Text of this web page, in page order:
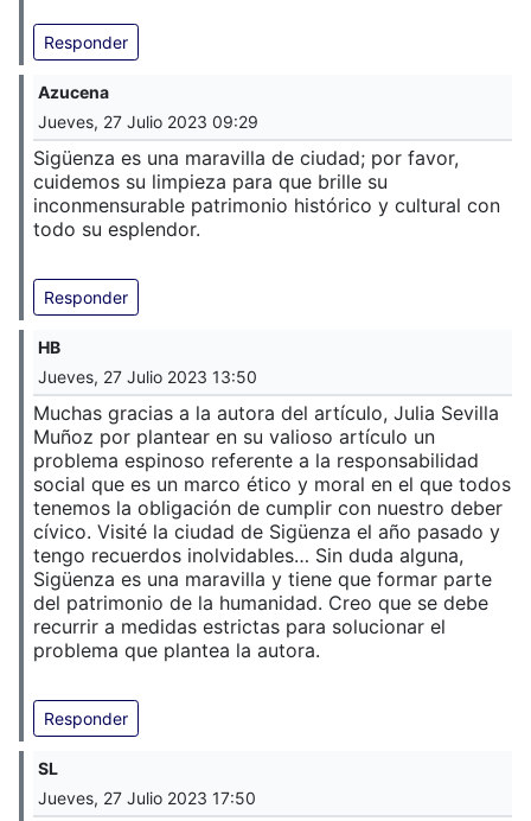
Responder
Azucena
Jueves, 27 Julio 2023 09:29
Sigüenza es una maravilla de ciudad; por favor,
cuidemos su limpieza para que brille su
inconmensurable patrimonio histórico y cultural con
todo su esplendor.
Responder
HB
Jueves, 27 Julio 2023 13:50
Muchas gracias a la autora del artículo, Julia Sevilla
Muñoz por plantear en su valioso artículo un
problema espinoso referente a la responsabilidad
social que es un marco ético y moral en el que todos
tenemos la obligación de cumplir con nuestro deber
cívico. Visité la ciudad de Sigüenza el año pasado y
tengo recuerdos inolvidables… Sin duda alguna,
Sigüenza es una maravilla y tiene que formar parte
del patrimonio de la humanidad. Creo que se debe
recurrir a medidas estrictas para solucionar el
problema que plantea la autora.
Responder
SL
Jueves, 27 Julio 2023 17:50